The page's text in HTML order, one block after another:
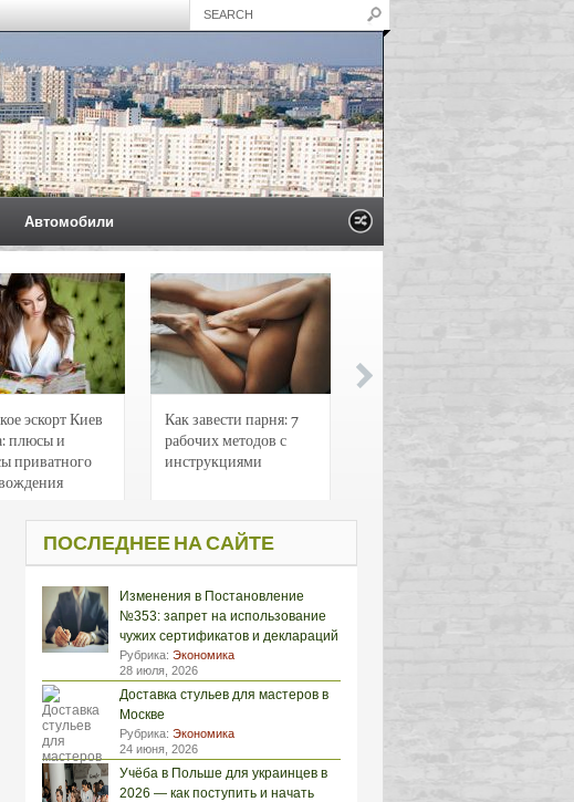
Автомобили
эскорт Киев
плюсы и
приватного
Как завести парня: 7
рабочих методов с
инструкциями
ПОСЛЕДНЕЕ НА САЙТЕ
Изменения в Постановление
№353: запрет на использование
чужих сертификатов и деклараций
Рубрика: Экономика
28 июля, 2026
Доставка стульев для мастеров в
Москве
Рубрика: Экономика
24 июня, 2026
Учёба в Польше для украинцев в
2026 — как поступить и начать